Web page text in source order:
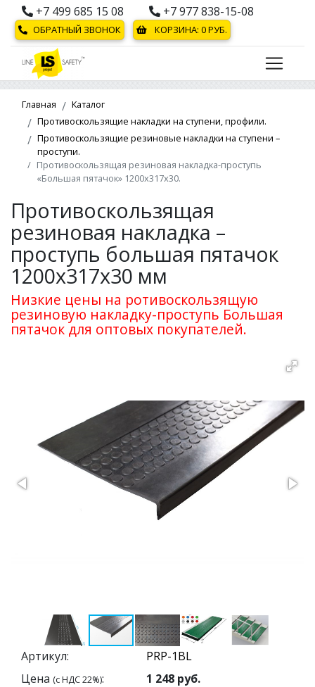
+7 499 685 15 08 +7 977 838-15-08
ОБРАТНЫЙ ЗВОНОК КОРЗИНА: 0РУБ.
Главная
Каталог
Противоскользящие накладки на ступени, профили.
Противоскользящие резиновые накладки на ступени –
проступи.
Противоскользящая резиновая накладка-проступь
«Большая пятачок» 1200х317х30.
Противоскользящая
резиновая накладка –
проступь большая пятачок
1200х317х30 мм
Низкие цены на ротивоскользящую
резиновую накладку-проступь Большая
пятачок для оптовых покупателей.
Артикул:
Цена (с НДС 22%): 1 248 руб.